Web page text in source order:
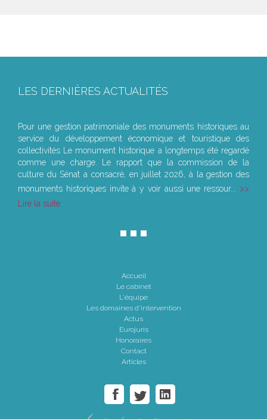
LES DERNIÈRES ACTUALITÉS
Pour une gestion patrimoniale des monuments historiques au
service du développement économique et touristique des
collectivités Le monument historique a longtemps été regardé
comme une charge. Le rapport que la commission de la
culture du Sénat a consacré, en juillet 2026, à la gestion des
monuments historiques invite à y voir aussi une ressour...
Lire la suite
Accueil
Le cabinet
L'équipe
Les domaines d'intervention
Actus
Eurojuris
Honoraires
Contact
Articles